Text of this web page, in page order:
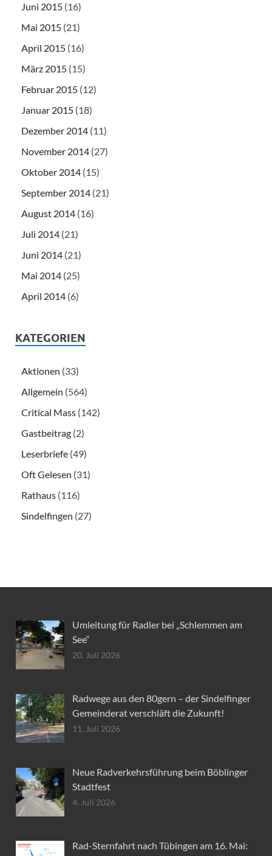
Juni 2015 (16)
Mai 2015 (21)
April 2015 (16)
März 2015 (15)
Februar 2015 (12)
Januar 2015 (18)
Dezember 2014 (11)
November 2014 (27)
Oktober 2014 (15)
September 2014 (21)
August 2014 (16)
Juli 2014 (21)
Juni 2014 (21)
Mai 2014 (25)
April 2014 (6)
KATEGORIEN
Aktionen (33)
Allgemein (564)
Critical Mass (142)
Gastbeitrag (2)
Leserbriefe (49)
Oft Gelesen (31)
Rathaus (116)
Sindelfingen (27)
Umleitung für Radler bei „Schlemmen am
See“
20. Juli 2026
Radwege aus den 80gern – der Sindelfinger
Gemeinderat verschläft die Zukunft!
11. Juli 2026
Neue Radverkehrsführung beim Böblinger
Stadtfest
4. Juli 2026
Rad-Sternfahrt nach Tübingen am 16. Mai: